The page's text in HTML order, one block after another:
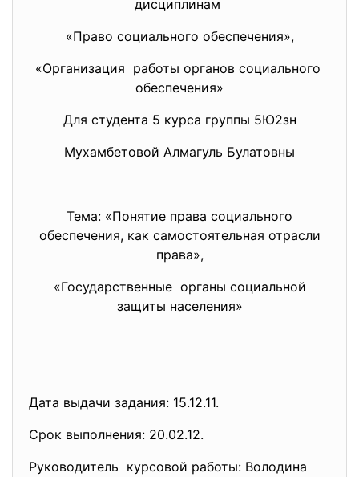
дисциплинам
«Право социального обеспечения»,
«Организация работы органов социального
обеспечения»
Для студента 5 курса группы 5Ю2зн
Мухамбетовой Алмагуль Булатовны
Тема: «Понятие права социального
обеспечения, как самостоятельная отрасли
права»,
«Государственные органы социальной
защиты населения»
Дата выдачи задания: 15.12.11.
Срок выполнения: 20.02.12.
Руководитель курсовой работы: Володина